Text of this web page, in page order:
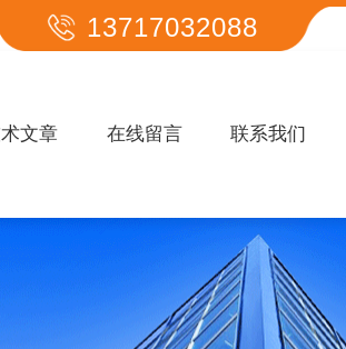
13717032088
文章 在线留言 联系我们